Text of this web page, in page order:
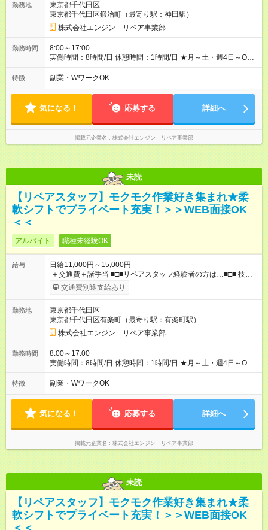
交通費規定支給 ◆残業手当あり ◆子供手当あり ◆宿泊手当あり
(2，000円/1日) ※宿泊を伴う現場の場合 ◆先輩スタッフの給与例
﹋﹋﹋﹋﹋﹋﹋﹋﹋﹋﹋ ・週5日勤務Aさん ＞＞日給11，000円
×20勤務 ＞＞月収22万円＋諸手当 【試用期間】試用期間あり 試
用期間の長さ：6ヶ月 ※ 雇用形態と給与に、本採用時と異なる部
分があります。 雇用形態：本採用時と同じです。 給与：日
円 121勤務目から日給1万1，000円～ となります。
::::: ::::: ::::: ::::: ::::: ::::::
勤務地
東京都千代田区
東京都千代田区鍛冶町（最寄り駅：神田駅）
株式会社エンジン リペア事業部
勤務時間
8:00～17:00
実働時間：8時間/日 休憩時間：1時間/日 ★月～土・週4日～OK
★週5日入れる方大歓迎！※日時相談OK ★時期により連休取得も
可能！ ＼毎月希望シフト提出で働きやすい！／ 毎月20日までに
OK
特徴 副業・WワークOK
気になる！ 応募する 詳細へ
掲載元企業名 株式会社エンジン リペア事業部
未読
【リペアスタッフ】モクモク作業好き集まれ★柔
軟シフトでプライベート充実！＞＞WEB面接OK
＜＜
アルバイト 職種未経験OK
給与
日給11,000円～15,000円
＋交通費＋諸手当 ■□■リペアスタッフ経験者の方は…■□■ 技術
チェック後に日給を決定します！ ・現場数に応じて『日給が1.2
倍』！ ・その他手当により『1.5倍』になることも…！ ・その他
交通費規定支給 ◆残業手当あり ◆子供手当あり ◆宿泊手当あり
(2，000円/1日) ※宿泊を伴う現場の場合 ◆先輩スタッフの給与例
﹋﹋﹋﹋﹋﹋﹋﹋﹋﹋﹋ ・週5日勤務Aさん ＞＞日給11，000円
×20勤務 ＞＞月収22万円＋諸手当 【試用期間】試用期間あり 試
用期間の長さ：6ヶ月 ※ 雇用形態と給与に、本採用時と異なる部
分があります。 雇用形態：本採用時と同じです。 給与：日
円 121勤務目から日給1万1，000円～ となります。
::::: ::::: ::::: ::::: ::::: ::::::
交通費別途支給あり
勤務地
東京都千代田区
東京都千代田区有楽町（最寄り駅：有楽町駅）
株式会社エンジン リペア事業部
勤務時間
8:00～17:00
実働時間：8時間/日 休憩時間：1時間/日 ★月～土・週4日～OK
★週5日入れる方大歓迎！※日時相談OK ★時期により連休取得も
可能！ ＼毎月希望シフト提出で働きやすい！／ 毎月20日までに
OK
特徴 副業・WワークOK
気になる！ 応募する 詳細へ
掲載元企業名 株式会社エンジン リペア事業部
未読
【リペアスタッフ】モクモク作業好き集まれ★柔
軟シフトでプライベート充実！＞＞WEB面接OK
＜＜